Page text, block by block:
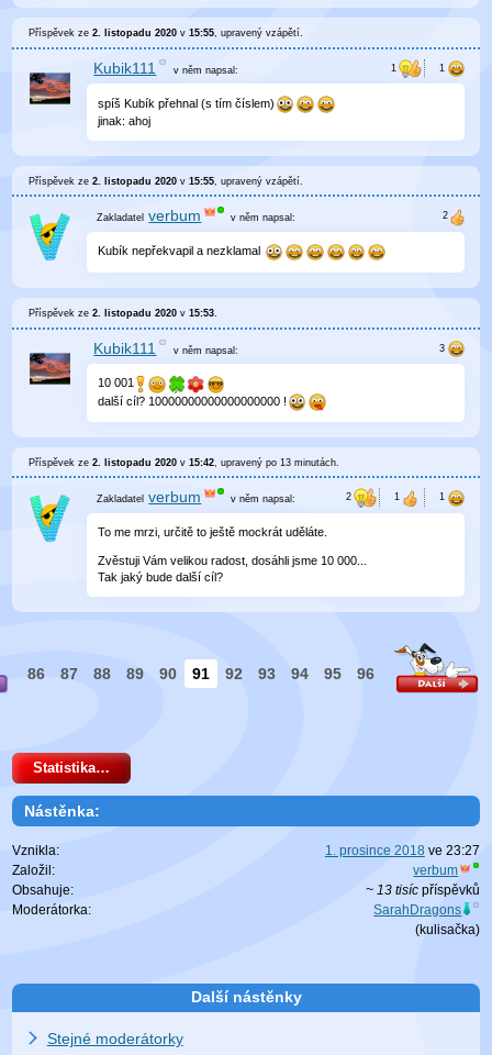
Příspěvek ze2. listopadu 2020 v15:55, upravenývzápětí.
Kubik111 v němnapsal:
spíš Kubík přehnal (s tím číslem)
jinak: ahoj
Příspěvek ze2. listopadu 2020 v15:55 , upravenývzápětí
verbum v něm napsal:
Kubík nepřekvapil a nezklamal
Příspěvek ze2. listopadu 2020 v15:53
Kubik111 v němnapsal:
10 001
další cíl? 10000000000000000000 !
Příspěvek ze2. listopadu 2020 v15:42 , upravenýpo 13 minutách
verbum v něm napsal:
To me mrzi, určitě to ještě mockrát uděláte.
Zvěstuji Vám velikou radost, dosáhli jsme 10 000...
Tak jaký bude další cíl?
86 87 88 89 90 91 92 93 94 95 96
Statistika…
Nástěnka:
Vznikla: 1. prosince 2018 ve 23:27
Založil:
verbum
Obsahuje:
~ 13 tisícpříspěvků
Moderátorka:
SarahDragons
(kulisačka)
Další nástěnky
Stejné moderátorky